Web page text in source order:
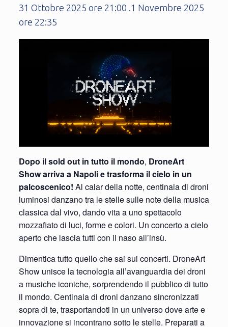
31 Ottobre 2025 ore 21:00 .1 Novembre 2025
ore 22:35
Dopo il sold out in tutto il mondo, DroneArt
Showarriva a Napoli e trasforma il cielo in un
palcoscenico! Al calar della notte, centinaia di droni
luminosi danzano tra le stelle sulle note della musica
classica dal vivo, dando vita a uno spettacolo
mozzafiato di luci, forme e colori. Un concerto a cielo
aperto che lascia tutti con il naso all’insù.
Dimentica tutto quello che sai sui concerti. DroneArt
Show unisce la tecnologia all’avanguardia dei droni
a musiche iconiche, sorprendendo il pubblico di tutto
il mondo. Centinaia di droni danzano sincronizzati
sopra di te, trasportandoti in un universo dove arte e
innovazione si incontrano sotto le stelle. Preparati a